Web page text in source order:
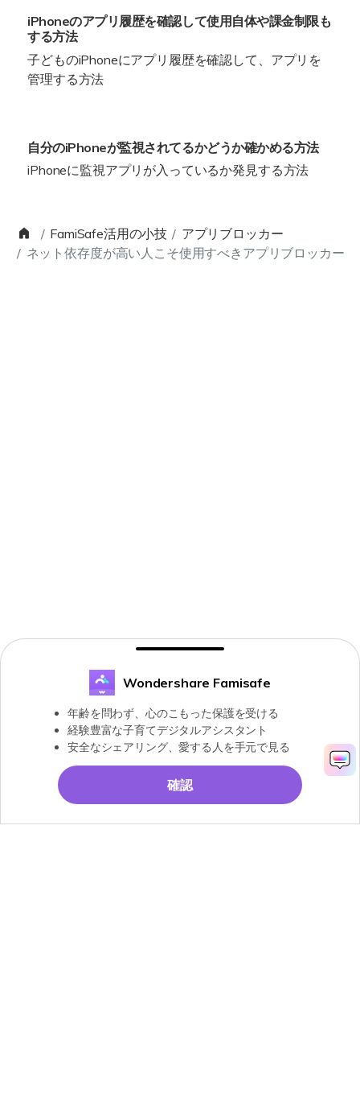
無料お試し
Wondershare Famisafe
年齢を問わず、心のこもった保護を受ける
経験豊富な子育てデジタルアシスタント
安全なシェアリング、愛する人を手元で見る
確認
iPhoneのアプリ履歴を確認して使用自体や課金制限も
する方法
子どものiPhoneにアプリ履歴を確認して、アプリを
管理する方法
自分のiPhoneが監視されてるかどうか確かめる方法
iPhoneに監視アプリが入っているか発見する方法
FamiSafe活用の小技
アプリブロッカー
ネット依存度が高い人こそ使用すべきアプリブロッカー